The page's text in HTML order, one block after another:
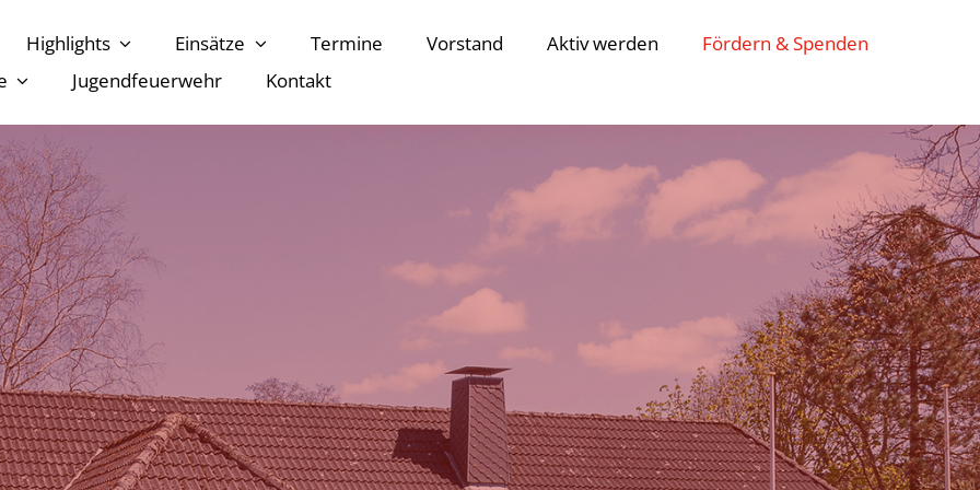
Highlights Einsätze Termine Vorstand Aktiv werden
Fördern & Spenden
Jugendfeuerwehr Kontakt